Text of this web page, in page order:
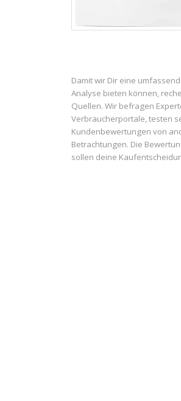
Damit wir Dir eine
Analyse bieten können,
Quellen. Wir befragen
Verbraucherportale, testen
Kundenbewertungen von
Betrachtungen. Die
sollen deine